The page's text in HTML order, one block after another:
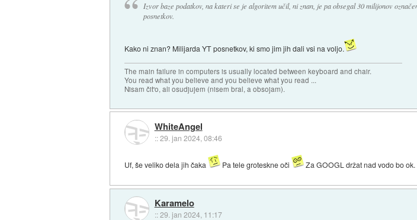
Izvor baze podatkov, na kateri se je algoritem učil, ni znan, je pa obsegal 30 milijonov
posnetkov.
Kako ni znan? Milijarda YT posnetkov, ki smo jim jih dali vsi na voljo.
The main failure in computers is usually located between keyboard and chair.
You read what you believe and you believe what you read ...
Nisam čit'o, ali osudjujem (nisem bral, a obsojam).
WhiteAngel
::29. jan 2024, 08:46
Uf, še veliko dela jih čaka Pa tele groteskne oči Za GOOGL držat nad vodo bo ok.
Karamelo
::29. jan 2024, 11:17